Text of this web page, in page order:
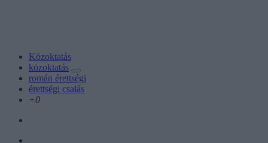
Közoktatás
közoktatás
román érettségi
érettségi csalás
+0